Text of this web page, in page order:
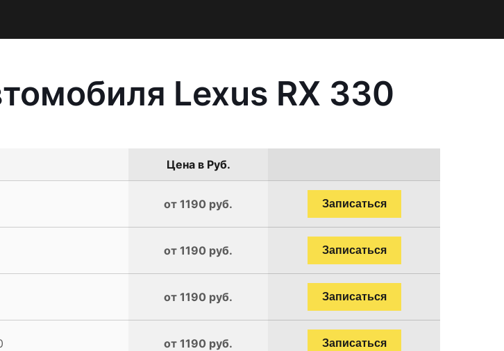
Lexus RX 330
Цена в Руб.
от 1190 руб. Записаться
от 1190 руб. Записаться
от 1190 руб. Записаться
от 1190 руб. Записаться